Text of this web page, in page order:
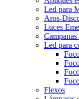
Led para
Aros-
Luces
Led para
Flexos